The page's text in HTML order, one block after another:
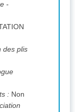
-
des plis
: Non